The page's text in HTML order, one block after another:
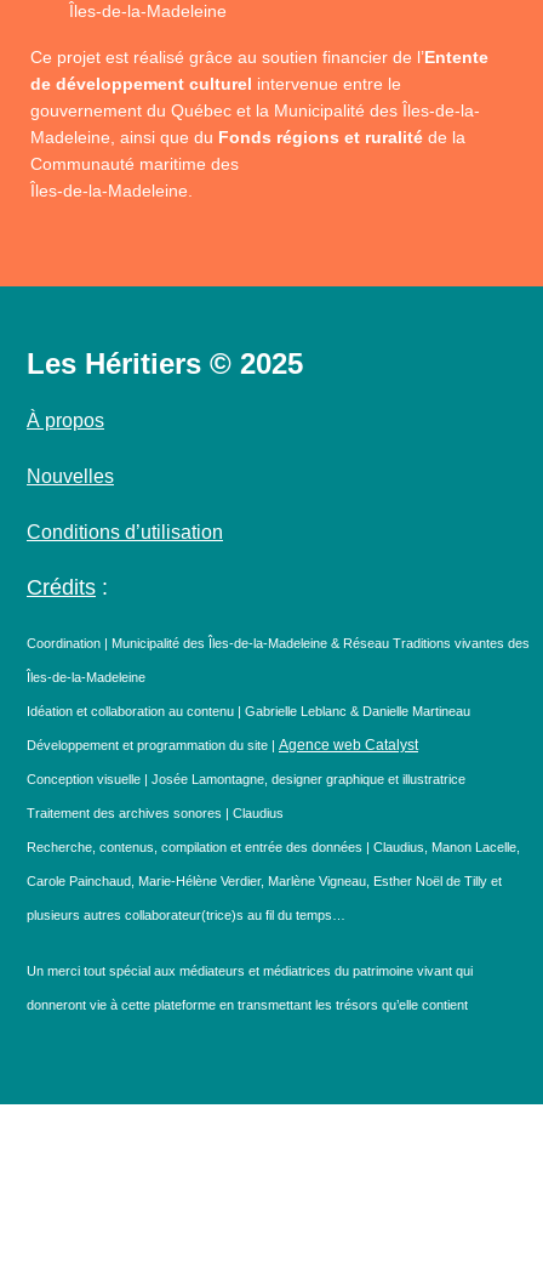
Îles-de-la-Madeleine
Ce projet est réalisé grâce au soutien financier de l’Entente
de développement culturel intervenue entre le
gouvernement du Québec et la Municipalité des Îles-de-la-
Madeleine, ainsi que du Fonds régions et ruralité de la
Communauté maritime des
Îles-de-la-Madeleine.
Les Héritiers © 2025
À propos
Nouvelles
Conditions d’utilisation
Crédits :
Coordination | Municipalité des Îles-de-la-Madeleine & Réseau Traditions vivantes des
Îles-de-la-Madeleine
Idéation et collaboration au contenu | Gabrielle Leblanc & Danielle Martineau
Développement et programmation du site | Agence web Catalyst
Conception visuelle | Josée Lamontagne, designer graphique et illustratrice
Traitement des archives sonores | Claudius
Recherche, contenus, compilation et entrée des données | Claudius, Manon Lacelle,
Carole Painchaud, Marie-Hélène Verdier, Marlène Vigneau, Esther Noël de Tilly et
plusieurs autres collaborateur(trice)s au fil du temps…
Un merci tout spécial aux médiateurs et médiatrices du patrimoine vivant qui
donneront vie à cette plateforme en transmettant les trésors qu’elle contient